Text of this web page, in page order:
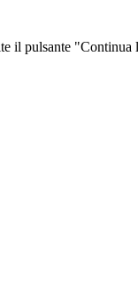
il pulsante